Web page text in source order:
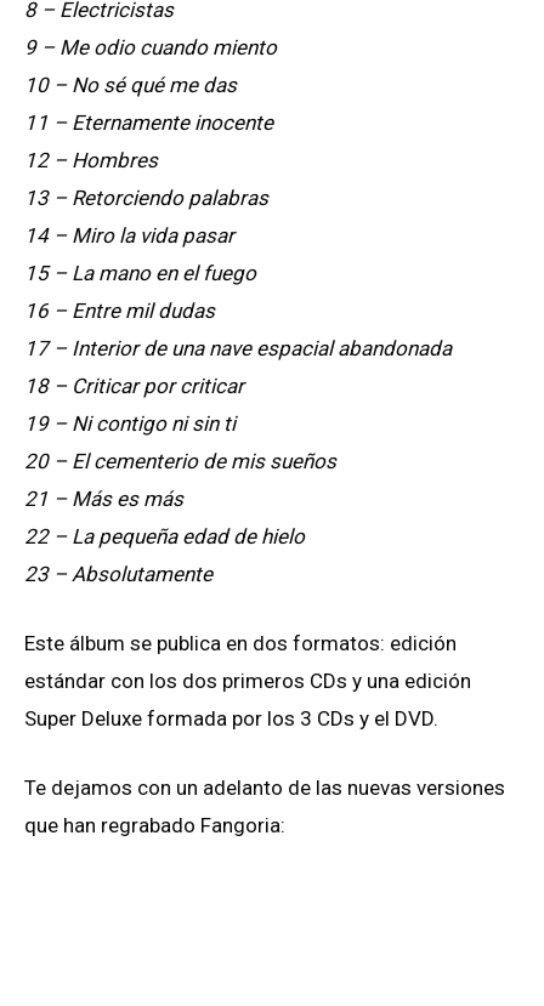
8 – Electricistas
9 – Me odio cuando miento
10 – No sé qué me das
11 – Eternamente inocente
12 – Hombres
13 – Retorciendo palabras
14 – Miro la vida pasar
15 – La mano en el fuego
16 – Entre mil dudas
17 – Interior de una nave espacial abandonada
18 – Criticar por criticar
19 – Ni contigo ni sin ti
20 – El cementerio de mis sueños
21 – Más es más
22 – La pequeña edad de hielo
23 – Absolutamente
Este álbum se publica en dos formatos: edición
estándar con los dos primeros CDs y una edición
Super Deluxe formada por los 3 CDs y el DVD.
Te dejamos con un adelanto de las nuevas versiones
que han regrabado Fangoria: